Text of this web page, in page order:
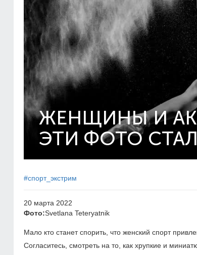
ЖЕНЩИНЫ И
ЭТИ ФОТО
#спорт_экстрим
20 марта 2022
Фото:Svetlana Teteryatnik
Мало кто станет спорить, что женский спорт
Согласитесь, смотреть на то, как хрупкие и